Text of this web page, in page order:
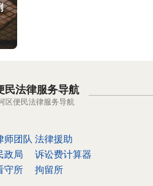
民法律服务导航
区便民法律服务导航
师团队 法律援助
政局
诉讼费计算器
守所 拘留所